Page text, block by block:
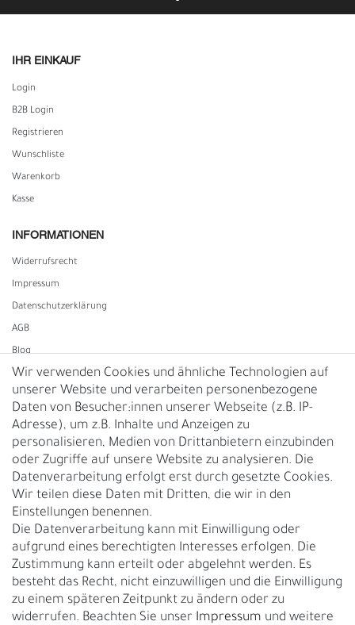
IHR EINKAUF
Login
B2B Login
Registrieren
Wunschliste
Warenkorb
Kasse
INFORMATIONEN
Widerrufs­recht
Impressum
Daten­schutz­erklärung
AGB
Blog
Vertrag widerrufen
UNTERNEHMEN
Nachhaltigkeit
Kontakt
Über uns
Rückgabe
Gürtelgröße messen
Garantie
GESCHÄFTSKUNDEN & HÄNDLER
Wir verwenden Cookies und ähnliche Technologien auf
unserer Website und verarbeiten personenbezogene
Daten von Besucher:innen unserer Webseite (z.B. IP-
Adresse), um z.B. Inhalte und Anzeigen zu
personalisieren, Medien von Drittanbietern einzubinden
oder Zugriffe auf unsere Website zu analysieren. Die
Datenverarbeitung erfolgt erst durch gesetzte Cookies.
Wir teilen diese Daten mit Dritten, die wir in den
Einstellungen benennen.
Die Datenverarbeitung kann mit Einwilligung oder
aufgrund eines berechtigten Interesses erfolgen. Die
Zustimmung kann erteilt oder abgelehnt werden. Es
besteht das Recht, nicht einzuwilligen und die Einwilligung
zu einem späteren Zeitpunkt zu ändern oder zu
widerrufen. Beachten Sie unser Impressum und weitere